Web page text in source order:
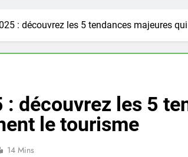
: découvrez les 5 tendances majeures
: découvrez les 5
le tourisme
14 Mins